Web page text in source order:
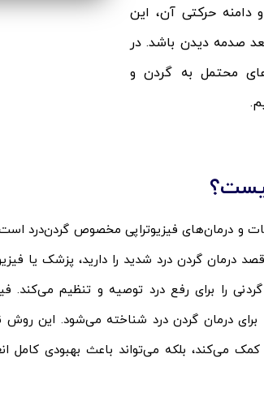
دامنه حرکتی آن، این
صدمه دیدن باشد. در
محتمل به گردن و
و درمان‌های فیزیوتراپی مخصوص گردن‌درد است.
درمان گردن درد شدید را دارید، پزشک یا
را برای رفع درد توصیه و تنظیم می‌کند.
درمان گردن درد شناخته می‌شود. این روش
می‌کند، بلکه می‌تواند باعث بهبودی کامل